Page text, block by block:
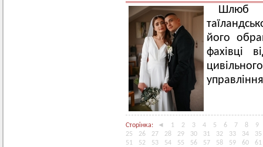
Шлюб
його
фахівці
Сторінка: ◄ 1 2 3 4 5 6 7 8
9
25
26 27 28 29 30 31 32 33 34
35
51
52 53 54 55 56 57 58 59 60
61